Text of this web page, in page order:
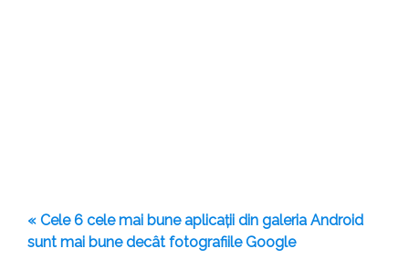
« Cele 6 cele mai bune aplicații din galeria Android
sunt mai bune decât fotografiile Google